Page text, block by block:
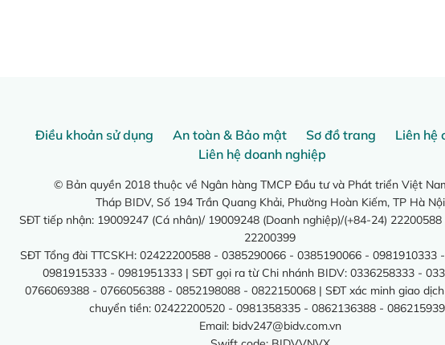
Điều khoản sử dụng An toàn & Bảo mật Sơ đồ trang
Liên hệ
Liên hệ doanh nghiệp
© Bản quyền 2018 thuộc về Ngân hàng TMCP Đầu tư và Phát triển Việt
Tháp BIDV, Số 194 Trần Quang Khải, Phường Hoàn Kiếm, TP Hà Nội
SĐT tiếp nhận: 19009247 (Cá nhân)/ 19009248 (Doanh nghiệp)/(+84-24) 22200588
22200399
SĐT Tổng đài TTCSKH: 02422200588 - 0385290066 - 0385190066 - 0981910333
0981915333 - 0981951333 | SĐT gọi ra từ Chi nhánh BIDV: 0336258333 -
0766069388 - 0766056388 - 0852198088 - 0822150068 | SĐT xác minh giao
chuyển tiền: 02422200520 - 0981358335 - 0862136388 -
Email: bidv247@bidv.com.vn